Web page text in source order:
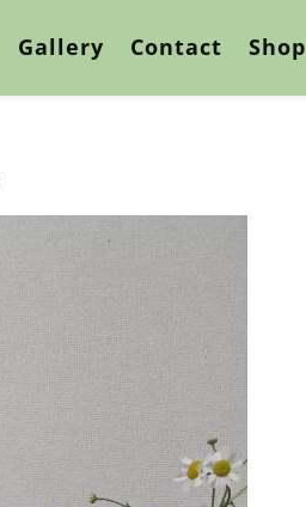
Gallery Contact Shop